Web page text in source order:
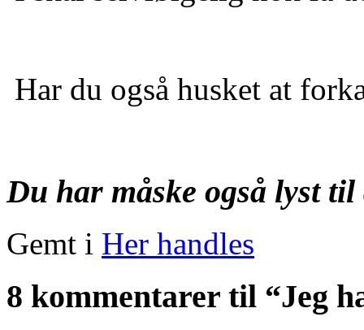
Har du også husket at
Du har måske også lyst
Gemt i Her handles
8 kommentarer til “Jeg